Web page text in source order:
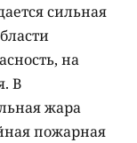
сильная
на
В
жара
пожарная